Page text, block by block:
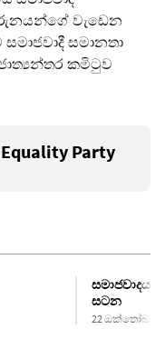
වැඩෙන
සමානතා
කමිටුව
Party
සමාජවාදය
සටන
22 ඔක්තෝබර්